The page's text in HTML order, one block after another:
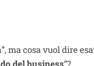
”, ma cosa vuol dire
del business”?